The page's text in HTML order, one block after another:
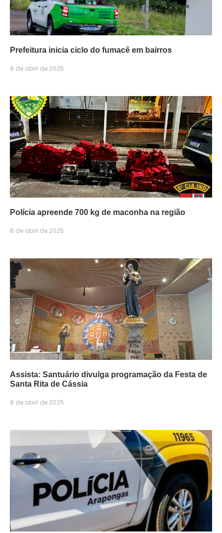
Prefeitura inicia ciclo do fumacê em bairros
8 de abril de 2025
Polícia apreende 700 kg de maconha na região
8 de abril de 2025
Assista: Santuário divulga programação da Festa de
Santa Rita de Cássia
8 de abril de 2025